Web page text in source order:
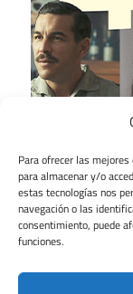
Para ofrecer las
para almacenar y/o
estas tecnologías nos
navegación o las
consentimiento, puede
funciones.